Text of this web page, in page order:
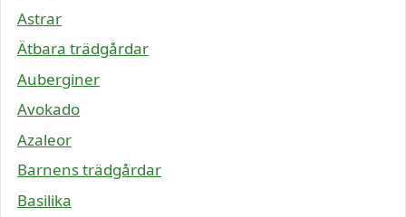
Astrar
Ätbara trädgårdar
Auberginer
Avokado
Azaleor
Barnens trädgårdar
Basilika